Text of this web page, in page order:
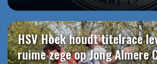
HSV Hoek houdt titelrace
ruime zege op Jong Almere